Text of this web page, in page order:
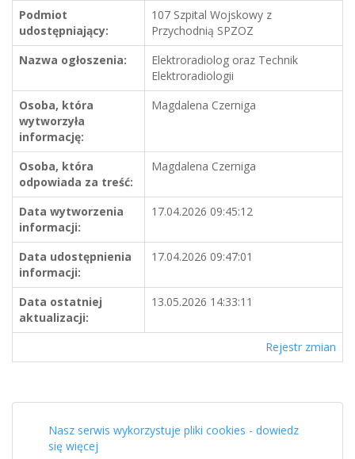
Podmiot
udostępniający:
107 Szpital Wojskowy z
Przychodnią SPZOZ
Nazwa ogłoszenia:
Elektroradiolog oraz Technik
Elektroradiologii
Osoba, która
wytworzyła
informację:
Magdalena Czerniga
Osoba, która
odpowiada za treść:
Magdalena Czerniga
Data wytworzenia
informacji:
17.04.2026 09:45:12
Data udostępnienia
informacji:
17.04.2026 09:47:01
Data ostatniej
aktualizacji:
13.05.2026 14:33:11
Rejestr zmian
Nasz serwis wykorzystuje pliki cookies - dowiedz
się więcej